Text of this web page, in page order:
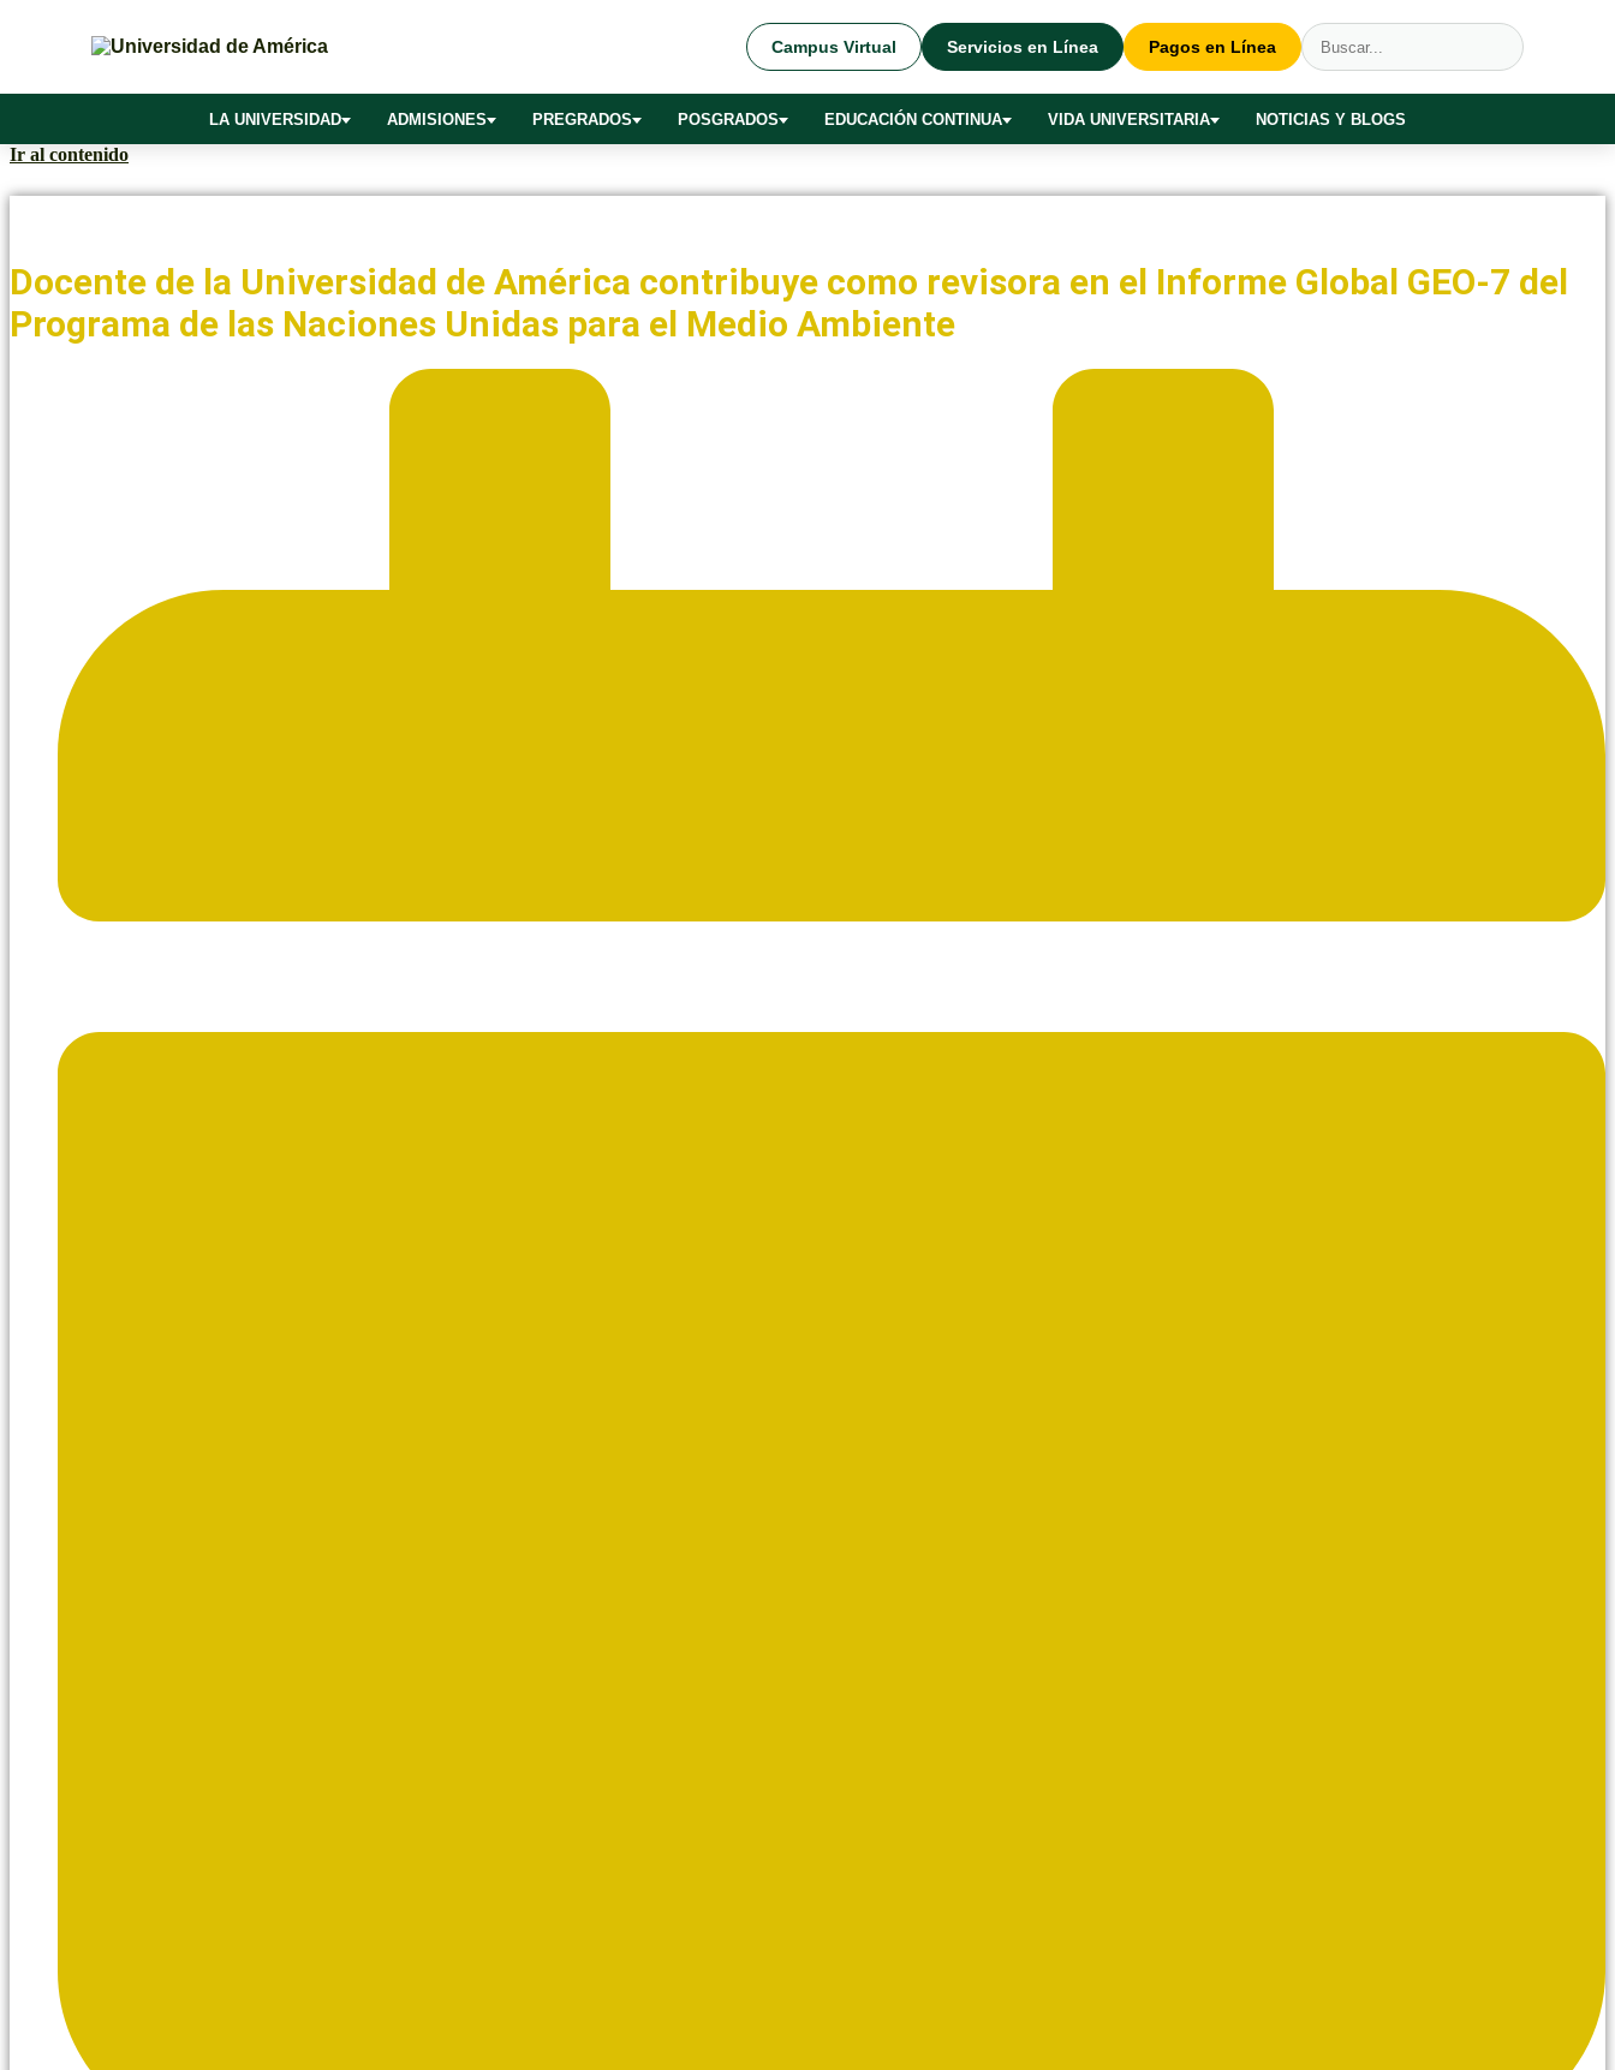
Ir al contenido
Campus Virtual Servicios en Línea Pagos en Línea
LA UNIVERSIDAD ADMISIONES PREGRADOS POSGRADOS EDUCACIÓN CONTINUA VIDA UNIVERSITARIA NOTICIAS Y BLOGS
Docente de la Universidad de América contribuye como revisora en el Informe Global GEO-7 del
Programa de las Naciones Unidas para el Medio Ambiente